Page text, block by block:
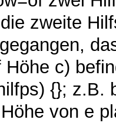
zweite
Höhe c)
{}; z.B.
von e